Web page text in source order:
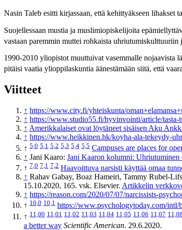
Nasin Taleb esitti kirjassaan, että kehittyäkseen lihakset
Suojellessaan mustia ja muslimiopiskelijoita
vastaan paremmin muttei rohkaista uhriutumiskulttuuriin
1990-2010 yliopistot muuttuivat vasemmalle nojaavista
pitäisi vaatia ylioppilaskuntia äänestämään siitä, että
Viitteet
↑ https://www.city.fi/yhteiskunta/
↑ https://www.studio55.fi/hyvinvointi/article/
↑ Amerikkalaiset ovat löytäneet sisäisen Aku
↑ https://www.heikkinen.hk/koyha-ala-tekeydy-
↑ 5,0 5,1 5,2 5,3 5,4 5,5 Campuses are places for
↑ Jani Kaaro: Jani Kaaron kolumni: Uhriutuminen
↑ 7,0 7,1 7,2 Haavoittuva narsisti käyttää omaa
↑ Rahav Gabay, Boaz Hameiri, Tammy Rubel-
15.10.2020, 165. vsk. Elsevier. Artikkelin
↑ https://reason.com/2020/07/07/narcissists-
↑ 10,0 10,1 https://www.psychologytoday.com/intl/
↑ 11,00 11,01 11,02 11,03 11,04 11,05 11,06 11,07 11,08
a better way Scientific American. 29.6.2020.